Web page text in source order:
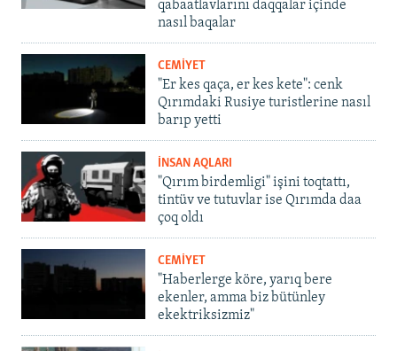
qabaatlavlarını daqqalar içinde
nasıl baqalar
CEMİYET
"Er kes qaça, er kes kete": cenk
Qırımdaki Rusiye turistlerine nasıl
barıp yetti
İNSAN AQLARI
"Qırım birdemligi" işini toqtattı,
tintüv ve tutuvlar ise Qırımda daa
çoq oldı
CEMİYET
"Haberlerge köre, yarıq bere
ekenler, amma biz bütünley
ekektriksizmiz"